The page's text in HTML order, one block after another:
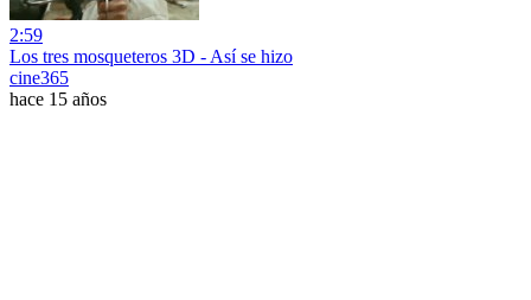
2:59
Los tres mosqueteros 3D - Así se hizo
cine365
hace 15 años